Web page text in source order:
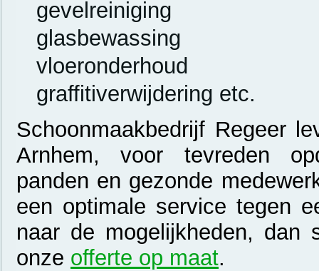
gevelreiniging
glasbewassing
vloeronderhoud
graffitiverwijdering etc.
Schoonmaakbedrijf Regeer
Arnhem, voor tevreden
panden en gezonde
een optimale service tegen
naar de mogelijkheden, dan
onze offerte op maat.